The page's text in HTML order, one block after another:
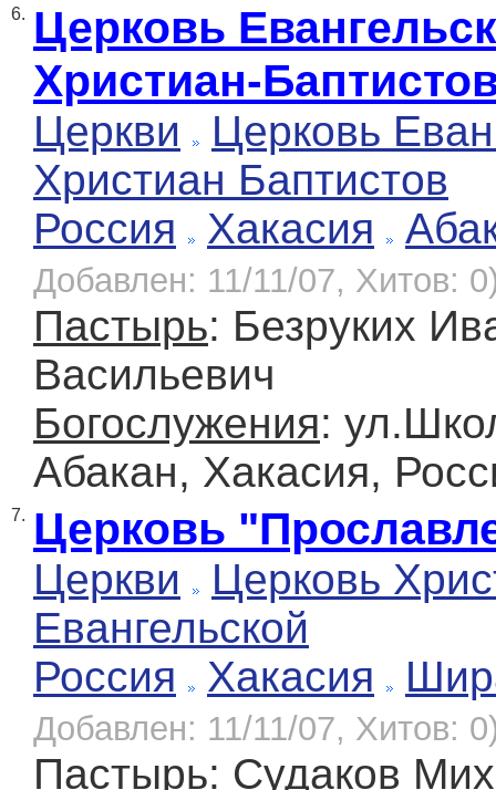
6. Церковь
Христиан-
Церкви
Церковь
Христиан Баптистов
Россия
Хакасия
Добавлен: 11/11/07, Хитов:
Пастырь: Безруких
Васильевич
Богослужения:
Абакан, Хакасия,
7. Церковь
Церкви
Церковь
Евангельской
Россия
Хакасия
Добавлен: 11/11/07, Хитов:
Пастырь: Судаков